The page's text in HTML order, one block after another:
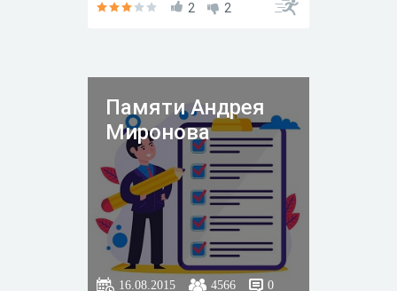
2 2
Памяти Андрея
Миронова
16.08.2015 4566 0